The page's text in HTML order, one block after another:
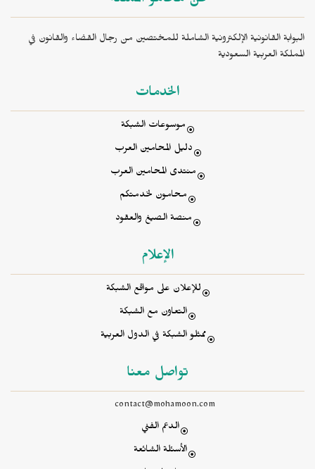
البوابة القانونية الإلكترونية الشاملة للمختصين من رجال القضاء والقانون في
المملكة العربية السعودية
الخدمات
موسوعات الشبكة
دليل المحامين العرب
منتدى المحامين العرب
محامون لخدمتكم
منصة الصيغ والعقود
الإعلام
للإعلان على مواقع الشبكة
التعاون مع الشبكة
ممثلو الشبكة في الدول العربية
تواصل معنا
contact@mohamoon.com
الدعم الفني
الأسئلة الشائعة